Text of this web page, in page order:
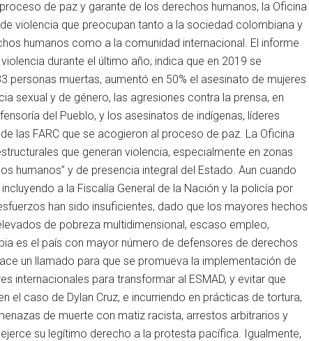
de paz y garante de los derechos humanos, la Oficina
violencia que preocupan tanto a la sociedad colombiana y
humanos como a la comunidad internacional. El informe
durante el último año; indica que en 2019 se
personas muertas, aumentó en 50% el asesinato de mujeres
sexual y de género, las agresiones contra la prensa, en
del Pueblo, y los asesinatos de indígenas, líderes
las FARC que se acogieron al proceso de paz. La Oficina
que generan violencia, especialmente en zonas
humanos” y de presencia integral del Estado. Aun cuando
a la Fiscalía General de la Nación y la policía por
han sido insuficientes, dado que los mayores hechos
de pobreza multidimensional, escaso empleo,
es el país con mayor número de defensores de derechos
un llamado para que se promueva la implementación de
internacionales para transformar al ESMAD, y evitar que
el caso de Dylan Cruz, e incurriendo en prácticas de tortura,
de muerte con matiz racista, arrestos arbitrarios y
su legítimo derecho a la protesta pacífica. Igualmente,